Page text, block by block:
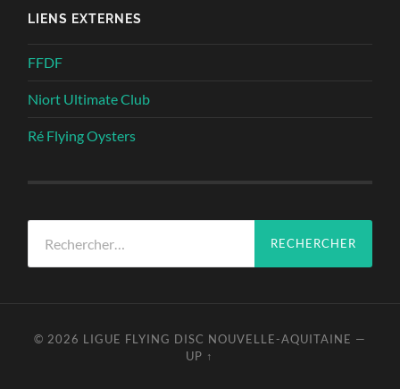
LIENS EXTERNES
FFDF
Niort Ultimate Club
Ré Flying Oysters
© 2026 LIGUE FLYING DISC NOUVELLE-AQUITAINE —
UP ↑